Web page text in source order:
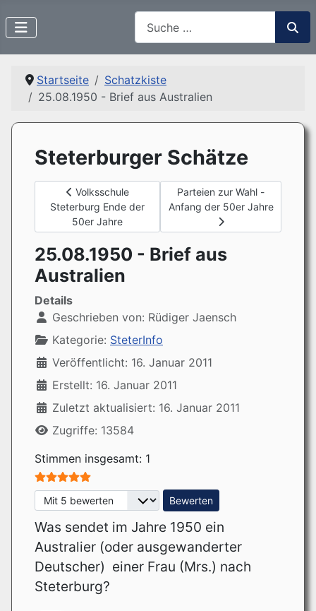
Startseite
Schatzkiste
25.08.1950 - Brief aus Australien
Steterburger Schätze
Vorheriger Beitrag: Volksschule Steterburg Ende der
Volksschule
Steterburg Ende der
50er Jahre
Nächster Beitrag: Parteien
Parteien zur Wahl -
Anfang der 50er Jahre
25.08.1950 - Brief aus
Australien
Details
Geschrieben von: Rüdiger Jaensch
Kategorie: SteterInfo
Veröffentlicht: 16. Januar 2011
Erstellt: 16. Januar 2011
Zuletzt aktualisiert: 16. Januar 2011
Zugriffe: 13584
Bewertung:5/5
Stimmen insgesamt: 1
Bitte bewerten
Was sendet im Jahre 1950 ein
Australier (oder ausgewanderter
Deutscher) einer Frau (Mrs.) nach
Steterburg?